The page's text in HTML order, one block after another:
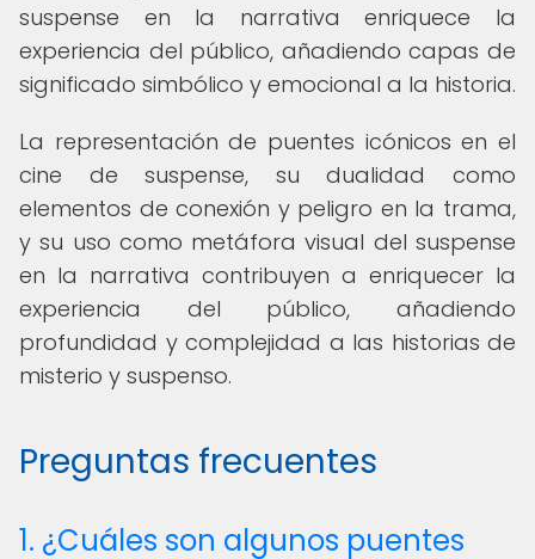
suspense en la narrativa enriquece la
experiencia del público, añadiendo capas de
significado simbólico y emocional a la historia.
La representación de puentes icónicos en el
cine de suspense, su dualidad como
elementos de conexión y peligro en la trama,
y su uso como metáfora visual del suspense
en la narrativa contribuyen a enriquecer la
experiencia del público, añadiendo
profundidad y complejidad a las historias de
misterio y suspenso.
Preguntas frecuentes
1. ¿Cuáles son algunos puentes